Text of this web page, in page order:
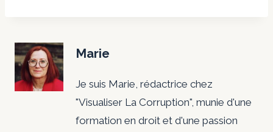
Marie
Je suis Marie, rédactrice chez
"Visualiser La Corruption", munie d'une
formation en droit et d'une passion